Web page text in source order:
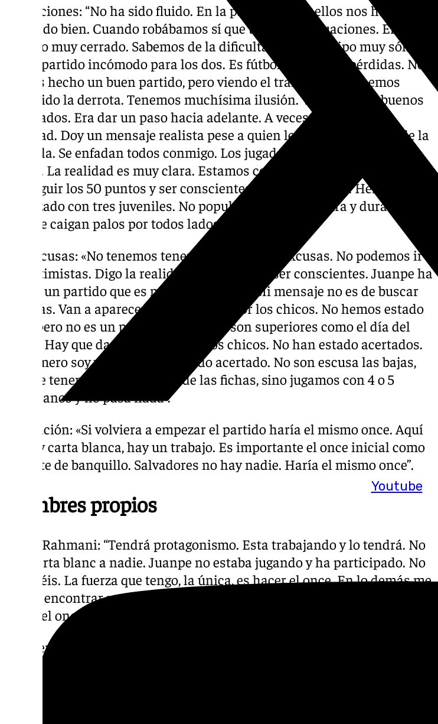
Youtube
Sensaciones: “No ha sido fluido. En la primera parte ellos nos han
apretado bien. Cuando robábamos sí que teníamos situaciones. Era un
partido muy cerrado. Sabemos de la dificultad, es un equipo muy sólido.
Es un partido incómodo para los dos. Es fútbol. Vienen de pérdidas. No
hemos hecho un buen partido, pero viendo el transcurso no hemos
merecido la derrota. Tenemos muchísima ilusión. Veníamos de buenos
resultados. Era dar un paso hacia adelante. A veces perdemos la
realidad. Doy un mensaje realista pese a quien le pese. Soy el malo de la
película. Se enfadan todos conmigo. Los jugadores, los jefes del club.
Todos. La realidad es muy clara. Estamos compitiendo. Tenemos que
conseguir los 50 puntos y ser conscientes de lo que somos. Hemos
empezado con tres juveniles. No populismo, realidad pura y dura pese a
que me caigan palos por todos lados”.
Sin excusas: «No tenemos tenemos que buscar excusas. No podemos ir
de victimistas. Digo la realidad, tenemos que ser conscientes. Juanpe ha
hecho un partido que es muy complicado. Mi mensaje no es de buscar
excusas. Van a aparecer. Veo voluntad por los chicos. No hemos estado
bien, pero no es un partido donde nos son superiores como el día del
Elche. Hay que darle3 confianza a los chicos. No han estado acertados.
El primero soy yo, que no he estado acertado. No son escusa las bajas,
porque tenemos la limitación de las fichas, sino jugamos con 4 o 5
canteranos y no pasa nada”.
Alineación: «Si volviera a empezar el partido haría el mismo once. Aquí
no hay carta blanca, hay un trabajo. Es importante el once inicial como
la gente de banquillo. Salvadores no hay nadie. Haría el mismo once”.
Nombres propios
Yanis Rahmani: “Tendrá protagonismo. Esta trabajando y lo tendrá. No
hay carta blanc a nadie. Juanpe no estaba jugando y ha participado. No
busquéis. La fuerza que tengo, la única, es hacer el once. En lo demás me
puedo encontrar muy solo, en muchas cosas. Pero la fuerza que tengo es
hacer el once y los cambios. Mientras yo esté no me lo va a quitar nadie”.
Ontiveros estuvo anulado: “Hemos desconectado a Javi. Exceptuando